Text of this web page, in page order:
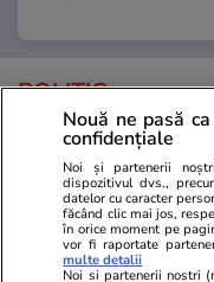
POLITIC
Politică
Mutarea prin care
POT au făcut front
opoziție împotriva
permite Armatei
Nouă ne pasă
confidențiale
Noi și partenerii
dispozitivul dvs.,
datelor cu caracter
făcând clic mai jos,
în orice moment pe
vor fi raportate
multe detalii
Noi si partenerii nostri